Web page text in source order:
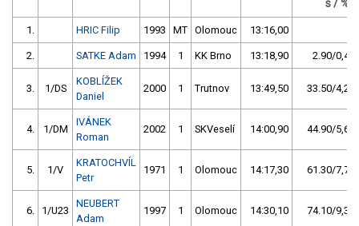
s / %
1. HRIC Filip 1993 MT Olomouc 13:16,00
2. SATKE Adam 1994 1 KK Brno 13:18,90 2.90/0,4
3. 1/DS
KOBLÍŽEK
Daniel
2000 1 Trutnov 13:49,50 33.50/4,2
4. 1/DM
IVÁNEK
Roman
2002 1 SKVeselí 14:00,90 44.90/5,6
5. 1/V
KRATOCHVÍL
Petr
1971 1 Olomouc 14:17,30 61.30/7,7
6. 1/U23
NEUBERT
Adam
1997 1 Olomouc 14:30,10 74.10/9,3